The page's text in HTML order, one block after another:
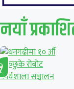
नयाँ